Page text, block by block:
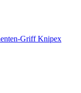
Griff Knipex